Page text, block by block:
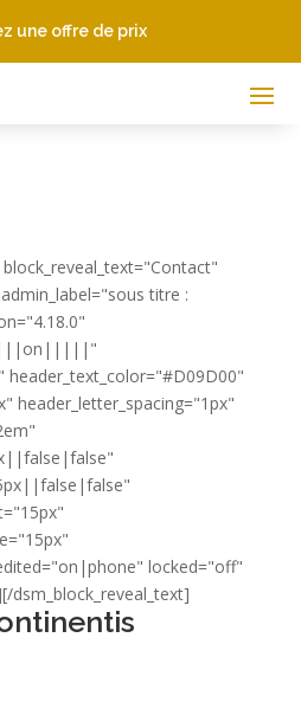
une offre de prix
titre :
header_text_color="#D09D00"
header_letter_spacing="1px"
locked="off"
dsm_block_reveal_text]